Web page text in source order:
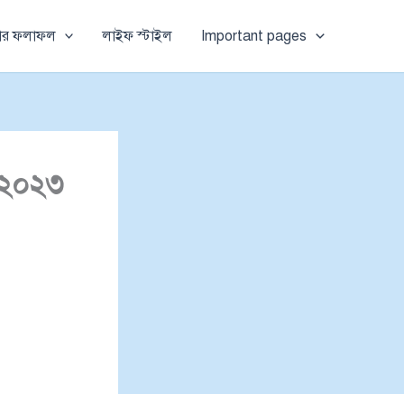
ফলাফল লাইফ স্টাইল Important pages
২০২৩